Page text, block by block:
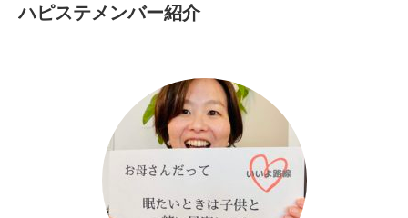
ハピステメンバー紹介